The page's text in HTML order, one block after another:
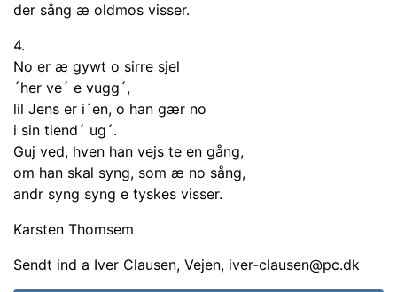
der sång æ oldmos visser.
4.
No er æ gywt o sirre sjel
´her ve´ e vugg´,
lil Jens er i´en, o han gær no
i sin tiend´ ug´.
Guj ved, hven han vejs te en gång,
om han skal syng, som æ no sång,
andr syng syng e tyskes visser.
Karsten Thomsem
Sendt ind a Iver Clausen, Vejen, iver-clausen@pc.dk